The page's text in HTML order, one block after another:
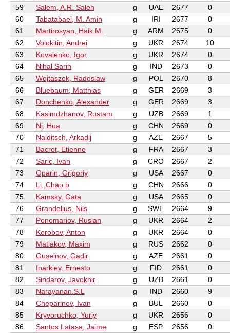
59
Salem, A.R. Saleh g UAE 2677
0
60
Tabatabaei, M. Amin g IRI 2677
0
61
Martirosyan, Haik M. g ARM 2675
0
62
Volokitin, Andrei g UKR 2674
10
63
Kovalenko, Igor g UKR 2674
0
64
Nihal Sarin g IND 2673
0
65
Wojtaszek, Radoslaw g POL 2670
8
66
Bluebaum, Matthias g GER 2669
3
67
Donchenko, Alexander g GER 2669
3
68
Kasimdzhanov, Rustam g UZB 2669
1
69
Ni, Hua g CHN 2669
0
70
Naiditsch, Arkadij g AZE 2667
5
71
Bacrot, Etienne g FRA 2667
3
72
Saric, Ivan g CRO 2667
2
73
Oparin, Grigoriy g USA 2667
0
74
Li, Chao b g CHN 2666
0
75
Kamsky, Gata g USA 2665
0
76
Grandelius, Nils g SWE 2664
9
77
Ponomariov, Ruslan g UKR 2664
2
78
Korobov, Anton g UKR 2664
0
79
Matlakov, Maxim g RUS 2662
0
80
Guseinov, Gadir g AZE 2661
0
81
Inarkiev, Ernesto g FID 2661
0
82
Sindarov, Javokhir g UZB 2661
0
83
Narayanan.S.L g IND 2660
9
84
Cheparinov, Ivan g BUL 2660
0
85
Kryvoruchko, Yuriy g UKR 2656
0
86
Santos Latasa, Jaime g ESP 2656
0